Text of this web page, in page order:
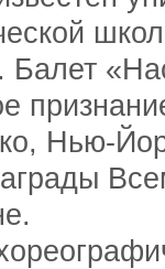
Балет
Нью-